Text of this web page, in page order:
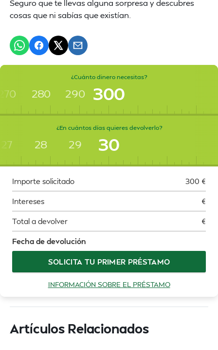
Seguro que te llevas alguna sorpresa y descubres
cosas que ni sabías que existían.
¿Cuánto dinero necesitas?
280 290 300
¿En cuántos días quieres devolverlo?
27 28 29 30
Importe solicitado 300 €
Intereses €
Total a devolver €
Fecha de devolución
SOLICITA TU PRIMER PRÉSTAMO
INFORMACIÓN SOBRE EL PRÉSTAMO
Artículos Relacionados